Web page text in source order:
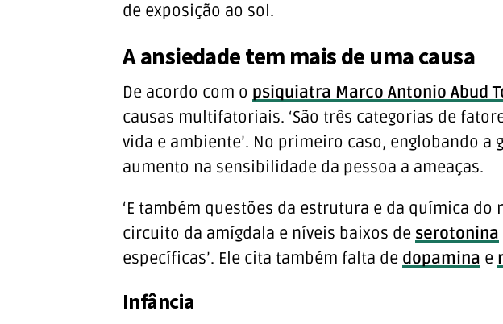
de exposição ao sol.
A ansiedade tem mais de uma causa
De acordo com o psiquiatra Marco Antonio Abud
causas multifatoriais. ‘São três categorias de
vida e ambiente’. No primeiro caso, englobando a
aumento na sensibilidade da pessoa a ameaças.
‘E também questões da estrutura e da química do
circuito da amígdala e níveis baixos de serotonina
específicas’. Ele cita também falta de dopamina e
Infância